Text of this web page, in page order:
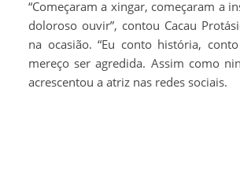
“Começaram a xingar, começaram a
doloroso ouvir”, contou Cacau
na ocasião. “Eu conto história,
mereço ser agredida. Assim como
acrescentou a atriz nas redes sociais.